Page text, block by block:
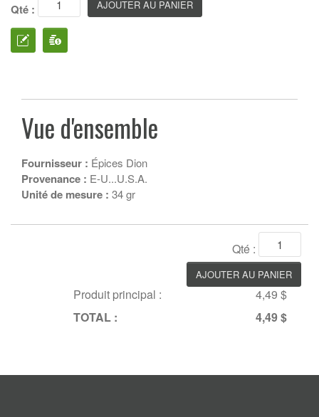
Qté :
Vue d'ensemble
Fournisseur : Épices Dion
Provenance : E-U...U.S.A.
Unité de mesure : 34 gr
Qté :
Produit principal :
4,49 $
TOTAL :
4,49 $